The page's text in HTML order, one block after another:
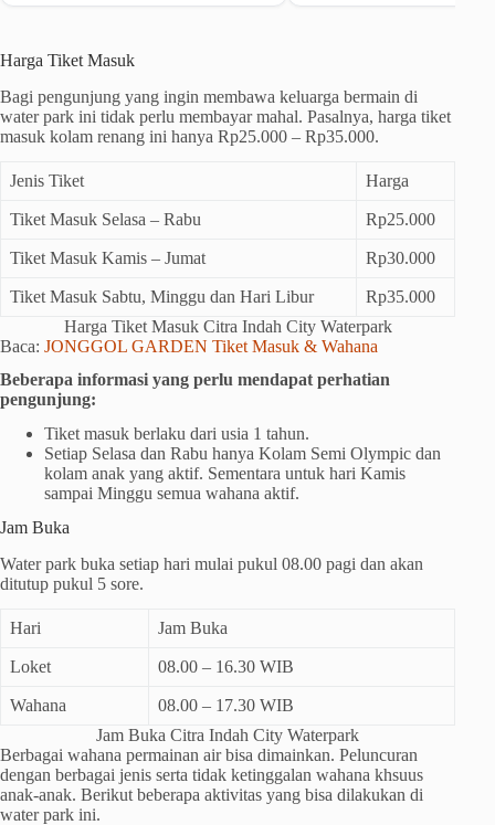
Harga Tiket Masuk
Bagi pengunjung yang ingin membawa keluarga bermain di
water park ini tidak perlu membayar mahal. Pasalnya, harga tiket
masuk kolam renang ini hanya Rp25.000 – Rp35.000.
Jenis Tiket Harga
Tiket Masuk Selasa – Rabu Rp25.000
Tiket Masuk Kamis – Jumat Rp30.000
Tiket Masuk Sabtu, Minggu dan Hari Libur
Rp35.000
Harga Tiket Masuk Citra Indah City Waterpark
Baca: JONGGOL GARDEN Tiket Masuk & Wahana
Beberapa informasi yang perlu mendapat perhatian
pengunjung:
Tiket masuk berlaku dari usia 1 tahun.
Setiap Selasa dan Rabu hanya Kolam Semi Olympic dan
kolam anak yang aktif. Sementara untuk hari Kamis
sampai Minggu semua wahana aktif.
Jam Buka
Water park buka setiap hari mulai pukul 08.00 pagi dan akan
ditutup pukul 5 sore.
Hari Jam Buka
Loket 08.00 – 16.30 WIB
Wahana
08.00 – 17.30 WIB
Jam Buka Citra Indah City Waterpark
Berbagai wahana permainan air bisa dimainkan. Peluncuran
dengan berbagai jenis serta tidak ketinggalan wahana khsuus
anak-anak. Berikut beberapa aktivitas yang bisa dilakukan di
water park ini.